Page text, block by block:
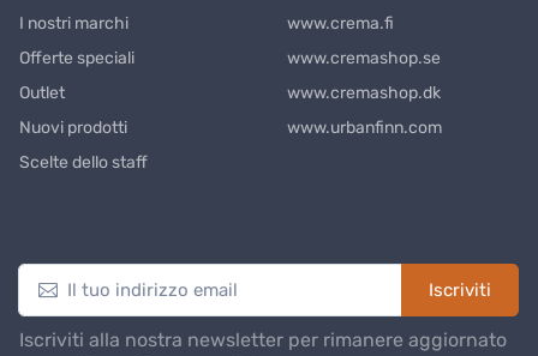
I nostri marchi
Offerte speciali
Outlet
Nuovi prodotti
Scelte dello staff
www.crema.fi
www.cremashop.se
www.cremashop.dk
www.urbanfinn.com
Iscriviti
Iscriviti alla nostra newsletter per rimanere aggiornato